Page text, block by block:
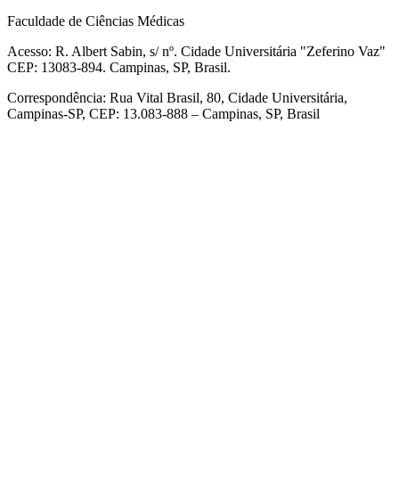
Faculdade de Ciências Médicas
Acesso: R. Albert Sabin, s/ nº. Cidade Universitária "Zeferino Vaz"
CEP: 13083-894. Campinas, SP, Brasil.
Correspondência: Rua Vital Brasil, 80, Cidade Universitária,
Campinas-SP, CEP: 13.083-888 – Campinas, SP, Brasil